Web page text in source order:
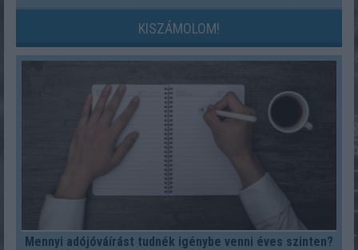
KISZÁMOLOM!
Mennyi adójóváírást tudnék igénybe venni éves szinten?